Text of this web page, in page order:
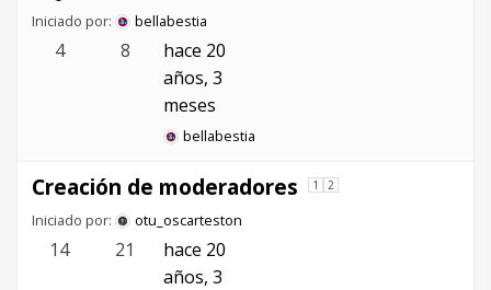
Iniciado por: bellabestia
4 8
hace 20
años, 3
meses
bellabestia
Creación de moderadores 1 2
Iniciado por: otu_oscarteston
14 21
hace 20
años, 3